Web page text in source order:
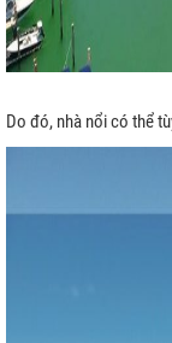
Do đó, nhà nổi có thể